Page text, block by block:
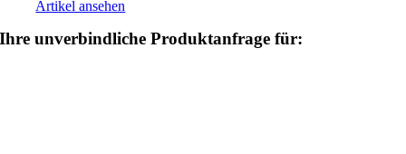
Artikel ansehen
Ihre unverbindliche Produktanfrage für: